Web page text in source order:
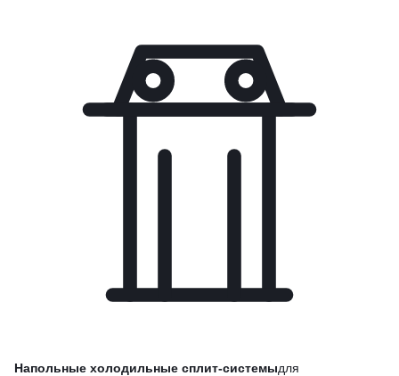
Напольные холодильные сплит-системыдля